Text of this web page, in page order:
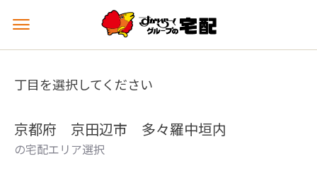
メ
ュ
を
丁目を選択してください
京都府 京田辺市 多々羅中垣内
の宅配エリア選択